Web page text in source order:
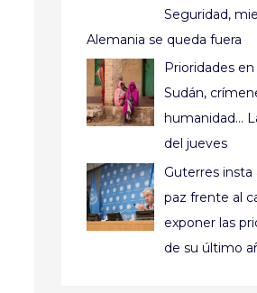
Seguridad,
Alemania se queda fuera
Prioridades en
Sudán,
humanidad…
del jueves
Guterres insta
paz frente al
exponer las
de su último